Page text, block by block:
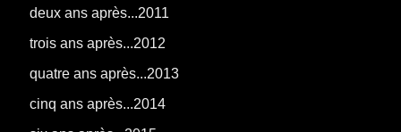
deux ans après...2011
trois ans après...2012
quatre ans après...2013
cinq ans après...2014